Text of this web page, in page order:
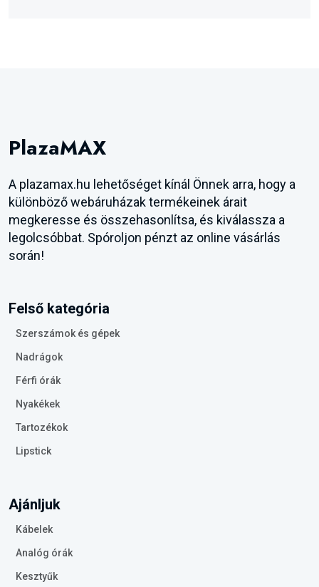
PlazaMAX
A plazamax.hu lehetőséget kínál Önnek arra, hogy a
különböző webáruházak termékeinek árait
megkeresse és összehasonlítsa, és kiválassza a
legolcsóbbat. Spóroljon pénzt az online vásárlás
során!
Felső kategória
Szerszámok és gépek
Nadrágok
Férfi órák
Nyakékek
Tartozékok
Lipstick
Ajánljuk
Kábelek
Analóg órák
Kesztyűk